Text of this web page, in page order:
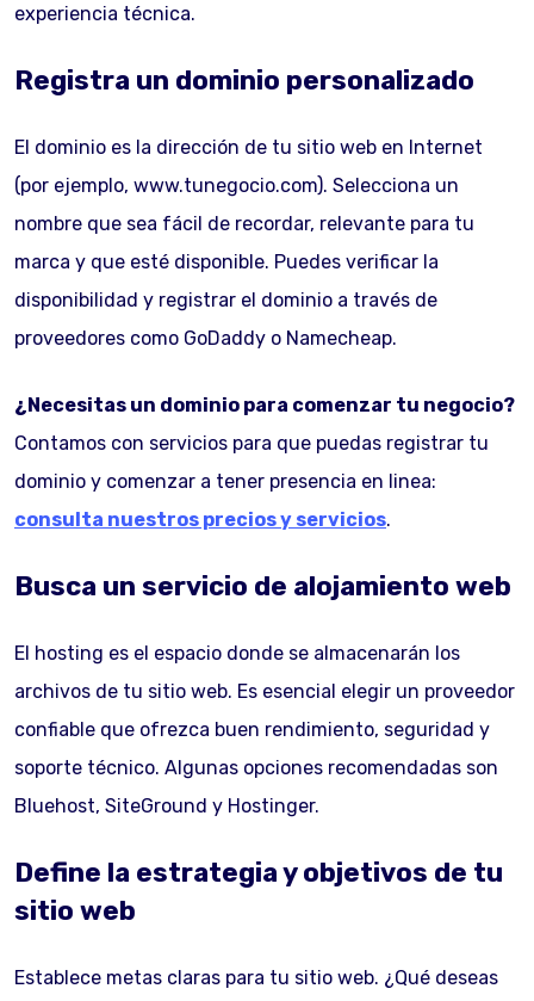
experiencia técnica.
Registra un dominio personalizado
El dominio es la dirección de tu sitio web en Internet
(por ejemplo, www.tunegocio.com). Selecciona un
nombre que sea fácil de recordar, relevante para tu
marca y que esté disponible. Puedes verificar la
disponibilidad y registrar el dominio a través de
proveedores como GoDaddy o Namecheap.
¿Necesitas un dominio para comenzar tu negocio?
Contamos con servicios para que puedas registrar tu
dominio y comenzar a tener presencia en linea:
consulta nuestros precios y servicios.
Busca un servicio de alojamiento web
El hosting es el espacio donde se almacenarán los
archivos de tu sitio web. Es esencial elegir un proveedor
confiable que ofrezca buen rendimiento, seguridad y
soporte técnico. Algunas opciones recomendadas son
Bluehost, SiteGround y Hostinger.
Define la estrategia y objetivos de tu
sitio web
Establece metas claras para tu sitio web. ¿Qué deseas